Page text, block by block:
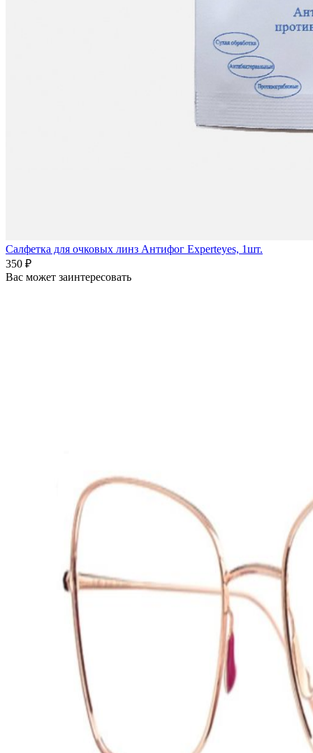
Салфетка для очковых линз Антифог Experteyes, 1шт.
350 ₽
Вас может заинтересовать